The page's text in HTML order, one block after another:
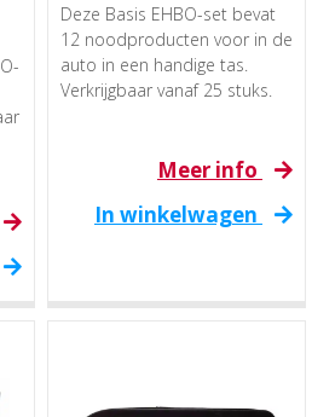
Meer info
In winkelwagen
Deze Basis EHBO-set bevat
12 noodproducten voor in de
auto in een handige tas.
Verkrijgbaar vanaf 25 stuks.